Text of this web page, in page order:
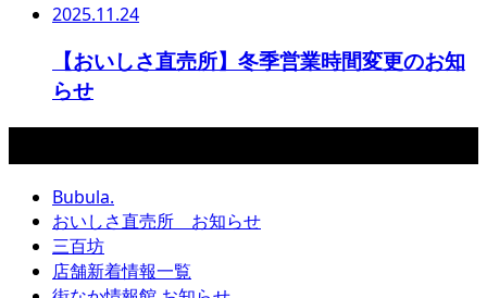
2025.11.24
【おいしさ直売所】冬季営業時間変更のお知
らせ
Bubula.
おいしさ直売所 お知らせ
三百坊
店舗新着情報一覧